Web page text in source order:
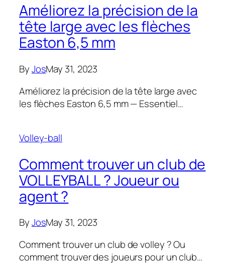
Améliorez la précision de la
tête large avec les flèches
Easton 6,5 mm
ByJosMay 31, 2023
Améliorez la précision de la tête large avec
les flèches Easton 6,5 mm — Essentiel…
Volley-ball
Comment trouver un club de
VOLLEYBALL ? Joueur ou
agent ?
ByJosMay 31, 2023
Comment trouver un club de volley ? Ou
comment trouver des joueurs pour un club…